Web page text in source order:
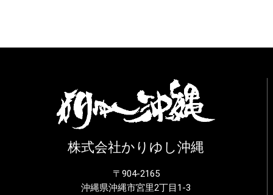
株式会社かりゆし沖縄
〒904-2165
沖縄県沖縄市宮里2丁目1-3